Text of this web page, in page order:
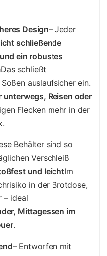
Design– Jeder
schließende
ein robustes
Das schließt
auslaufsicher ein.
Reisen oder
Flecken mehr in der
Behälter sind so
Verschleiß
und leichtIm
in der Brotdose,
– ideal
Mittagessen im
.
– Entworfen mit